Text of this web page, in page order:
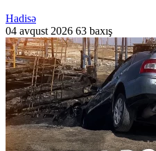
Hadisə
04 avqust 2026 63 baxış